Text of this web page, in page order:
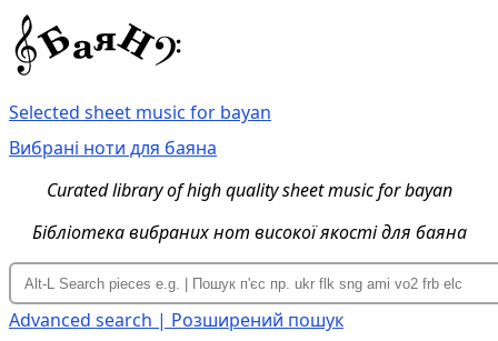
Selected sheet music for bayan
Вибрані ноти для баяна
Curated library of high quality sheet music for bayan
Бібліотека вибраних нот високої якості для баяна
Advanced search | Розширений пошук